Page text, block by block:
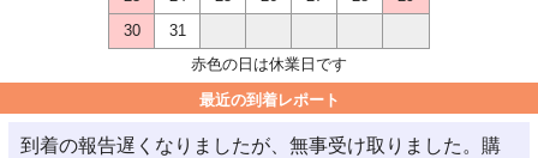
30
31
赤色の日は休業日です
最近の到着レポート
到着の報告遅くなりましたが、無事受け取りました。購